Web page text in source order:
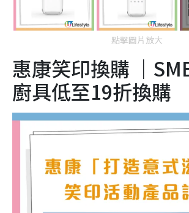
點擊圖片放大
惠康笑印換購 ｜
廚具低至19折換購